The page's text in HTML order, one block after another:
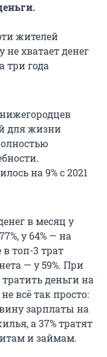
жителей
не хватает денег
три года
для жизни
на 9% с 2021
в месяц у
у 64% — на
топ-3 трат
— у 59%. При
деньги на
всё так просто:
зарплаты на
а 37% тратят
и займам.